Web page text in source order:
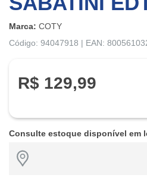
Marca: COTY
Código: 94047918 | EAN:
R$ 129,99
Consulte estoque disponível em